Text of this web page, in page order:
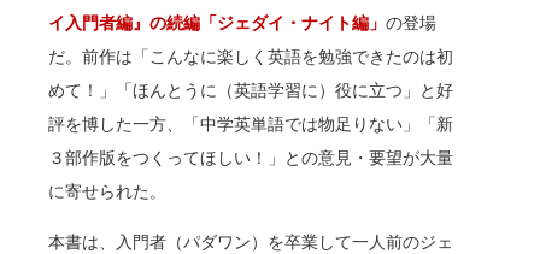
イ入門者編』の続編「ジェダイ・ナイト編」 の登場
だ。前作は「こんなに楽しく英語を勉強できたのは初
めて！」「ほんとうに（英語学習に）役に立つ」と好
評を博した一方、「中学英単語では物足りない」「新
３部作版をつくってほしい！」との意見・要望が大量
に寄せられた。
本書は、入門者（パダワン）を卒業して一人前のジェ